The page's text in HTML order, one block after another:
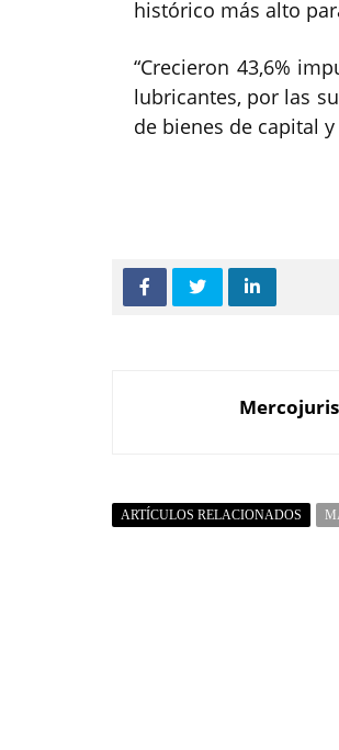
histórico más alto
“Crecieron 43,6%
lubricantes, por las
de bienes de capital
Mercojuris
ARTÍCULOS RELACIONADOS